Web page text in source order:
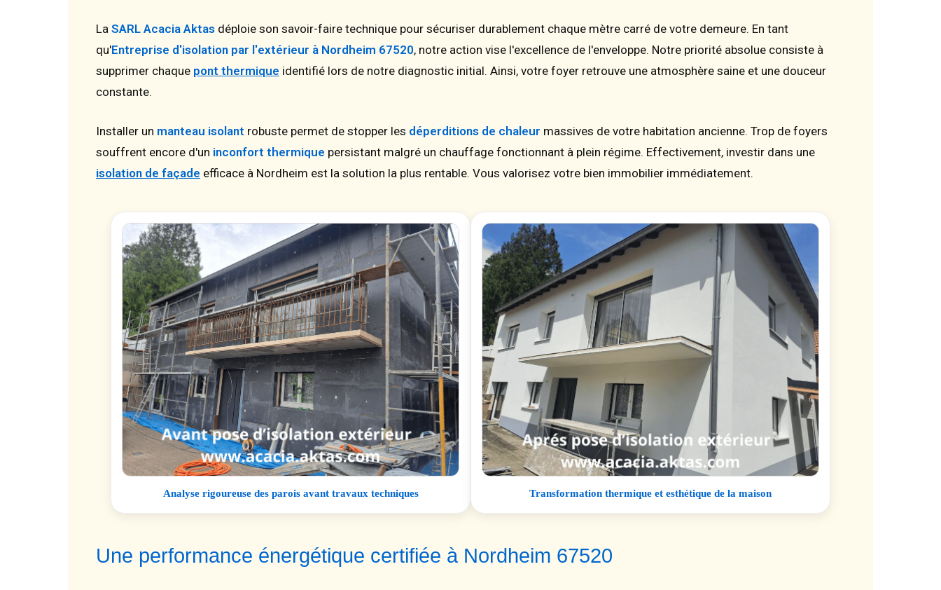
La SARL Acacia Aktas déploie son savoir-faire technique pour sécuriser durablement chaque mètre carré de votre demeure. En tant
qu'Entreprise d'isolation par l'extérieur à Nordheim 67520, notre action vise l'excellence de l'enveloppe. Notre priorité absolue consiste à
supprimer chaque pont thermique identifié lors de notre diagnostic initial. Ainsi, votre foyer retrouve une atmosphère saine et une douceur
constante.
Installer un manteau isolant robuste permet de stopper les déperditions de chaleur massives de votre habitation ancienne. Trop de foyers
souffrent encore d'un inconfort thermique persistant malgré un chauffage fonctionnant à plein régime. Effectivement, investir dans une
isolation de façade efficace à Nordheim est la solution la plus rentable. Vous valorisez votre bien immobilier immédiatement.
Analyse rigoureuse des parois avant travaux techniques Transformation thermique et esthétique de la maison
Une performance énergétique certifiée à Nordheim 67520